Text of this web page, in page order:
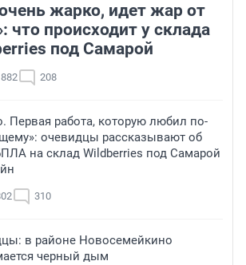
жарко, идет жар от
что происходит у склада
под Самарой
208
Первая работа, которую любил по-
очевидцы рассказывают об
на склад Wildberries под Самарой
310
в районе Новосемейкино
черный дым